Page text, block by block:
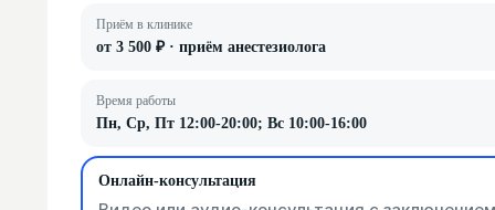
Приём в клинике
от 3 500 ₽ · приём анестезиолога
Время работы
Пн, Ср, Пт 12:00-20:00; Вс 10:00-16:00
Онлайн-консультация